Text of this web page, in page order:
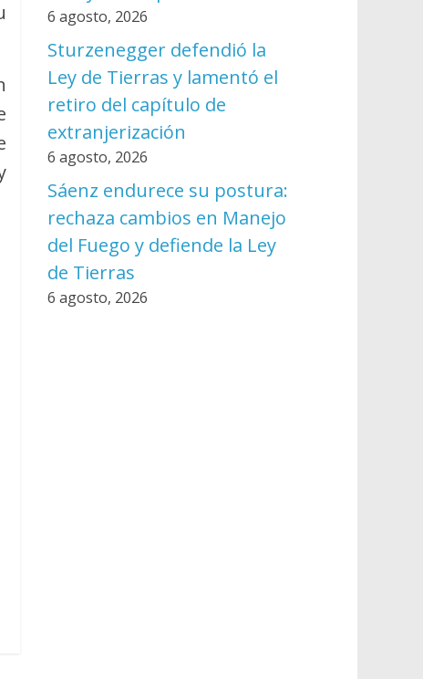
6 agosto, 2026
Sturzenegger defendió la
Ley de Tierras y lamentó el
retiro del capítulo de
extranjerización
6 agosto, 2026
Sáenz endurece su postura:
rechaza cambios en Manejo
del Fuego y defiende la Ley
de Tierras
6 agosto, 2026